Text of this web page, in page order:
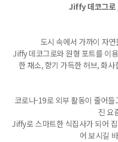
Jiffy 데코그로
도시 속에서 가까이 자
Jiffy 데코그로와 원형 포트를 이
한 채소, 향기 가득한 허브, 화
코로나-19로 외부 활동이 줄어
진 요
Jiffy로 스마트한 식집사가 되어
어 보시길